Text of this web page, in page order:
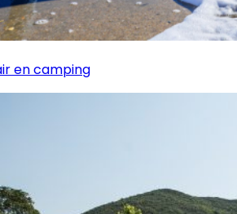
en camping